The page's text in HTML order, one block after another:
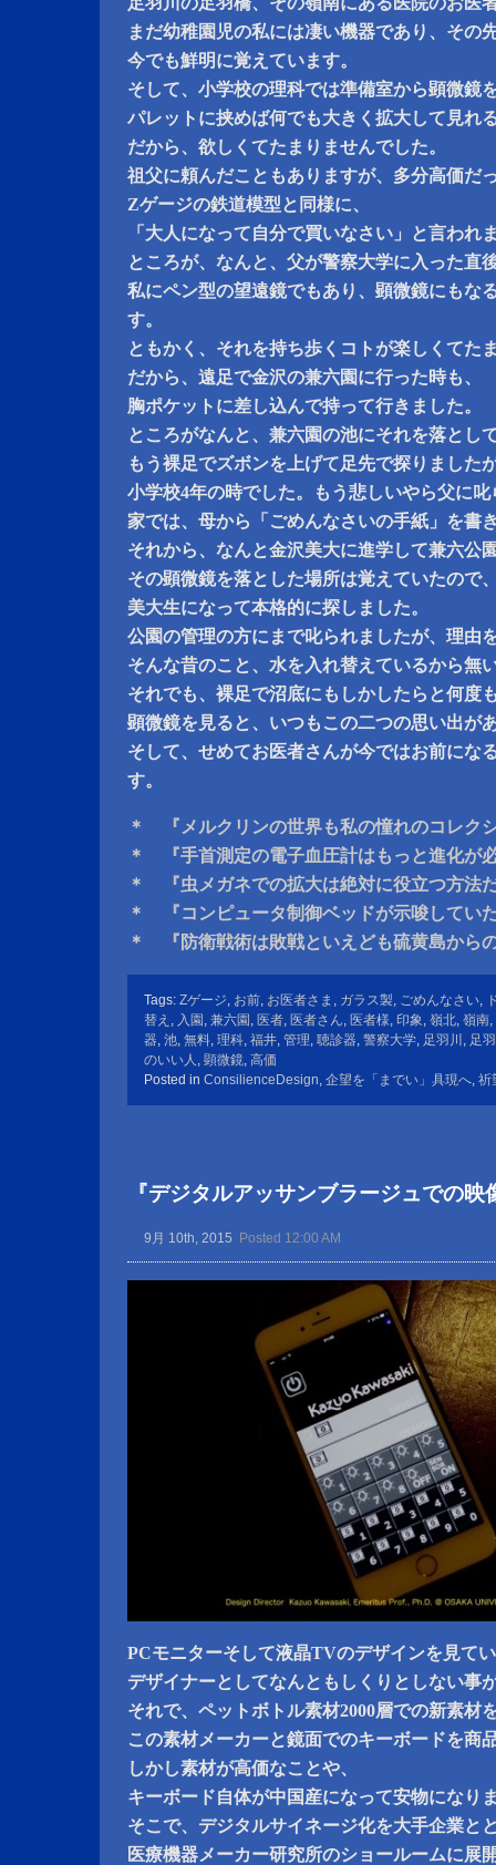
まだ幼稚園児の私には凄い機器であり、その
今でも鮮明に覚えています。
そして、小学校の理科では準備室から顕微鏡
パレットに挟めば何でも大きく拡大して見れ
だから、欲しくてたまりませんでした。
祖父に頼んだこともありますが、多分高価だ
Zゲージの鉄道模型と同様に、
「大人になって自分で買いなさい」と言われ
ところが、なんと、父が警察大学に入った直
私にペン型の望遠鏡でもあり、顕微鏡にもな
す。
ともかく、それを持ち歩くコトが楽しくてた
だから、遠足で金沢の兼六園に行った時も、
胸ポケットに差し込んで持って行きました。
ところがなんと、兼六園の池にそれを落とし
もう裸足でズボンを上げて足先で探りました
小学校4年の時でした。もう悲しいやら父に
家では、母から「ごめんなさいの手紙」を書
それから、なんと金沢美大に進学して兼六公
その顕微鏡を落とした場所は覚えていたので
美大生になって本格的に探しました。
公園の管理の方にまで叱られましたが、理由
そんな昔のこと、水を入れ替えているから無
それでも、裸足で沼底にもしかしたらと何度
顕微鏡を見ると、いつもこの二つの思い出が
そして、せめてお医者さんが今ではお前にな
す。
＊ 『メルクリンの世界も私の憧れのコレク
＊ 『手首測定の電子血圧計はもっと進化が
＊ 『虫メガネでの拡大は絶対に役立つ方法
＊ 『コンピュータ制御ベッドが示唆してい
＊ 『防衛戦術は敗戦といえども硫黄島から
Tags: Zゲージ, お前, お医者さま , ガラス製, ごめんなさい,
替え , 入園 , 兼六園 , 医者, 医者さん, 医者様, 印象, 嶺北, 嶺南,
器, 池, 無料, 理科, 福井, 管理, 聴診器, 警察大学, 足羽川 , 足
のいい人 , 顕微鏡, 高価
Posted in ConsilienceDesign, 企望を「までい」具現へ, 祈
『デジタルアッサンブラージュでの
9月 10th, 2015 Posted 12:00 AM
PCモニターそして液晶TVのデザインを見て
デザイナーとしてなんともしくりとしない事
それで、ペットボトル素材2000層での新素材
この素材メーカーと鏡面でのキーボードを商
しかし素材が高価なことや、
キーボード自体が中国産になって安物になり
そこで、デジタルサイネージ化を大手企業と
医療機器メーカー研究所のショールームに展